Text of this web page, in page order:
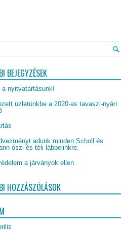
BEJEGYZÉSEK
nyitvatartásunk!
üzletünkbe a 2020-as tavaszi-nyári
adunk minden Scholl és
őszi és téli lábbelinkre.
a járványok ellen
HOZZÁSZÓLÁSOK